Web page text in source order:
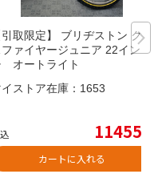
引取限定】 ブリヂストン クロ
ファイヤージュニア 22イン
オートライト
ストア在庫： 1653
11455
カートに入れる